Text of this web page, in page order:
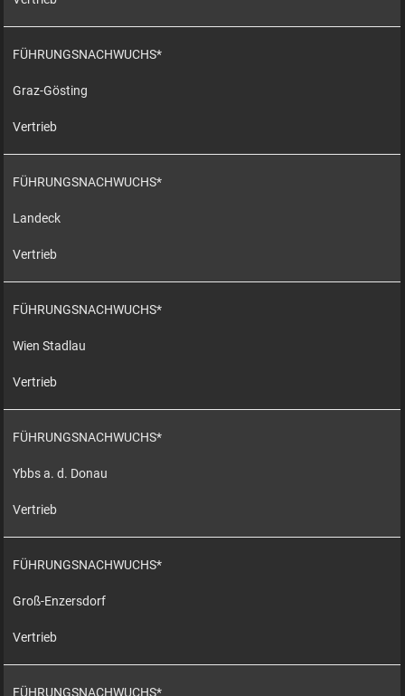
FÜHRUNGSNACHWUCHS*
Graz-Gösting
Vertrieb
FÜHRUNGSNACHWUCHS*
Landeck
Vertrieb
FÜHRUNGSNACHWUCHS*
Wien Stadlau
Vertrieb
FÜHRUNGSNACHWUCHS*
Ybbs a. d. Donau
Vertrieb
FÜHRUNGSNACHWUCHS*
Groß-Enzersdorf
Vertrieb
FÜHRUNGSNACHWUCHS*